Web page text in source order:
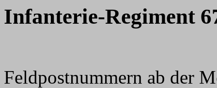
Infanterie-Regiment
Feldpostnummern ab der